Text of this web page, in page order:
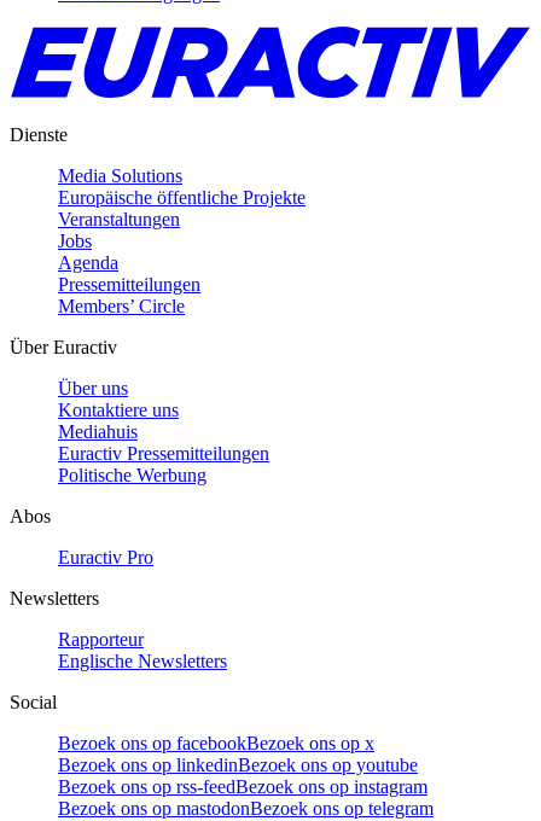
Dienste
Media Solutions
Europäische öffentliche Projekte
Veranstaltungen
Jobs
Agenda
Pressemitteilungen
Members’ Circle
Über Euractiv
Über uns
Kontaktiere uns
Mediahuis
Euractiv Pressemitteilungen
Politische Werbung
Abos
Euractiv Pro
Newsletters
Rapporteur
Englische Newsletters
Social
Bezoek ons op facebookBezoek ons op x
Bezoek ons op linkedinBezoek ons op youtube
Bezoek ons op rss-feedBezoek ons op instagram
Bezoek ons op mastodonBezoek ons op telegram